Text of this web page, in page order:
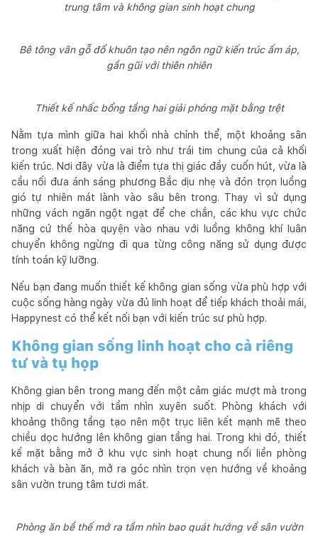
trung tâm và không gian sinh hoạt chung
Bê tông vân gỗ đổ khuôn tạo nên ngôn ngữ kiến trúc ấm áp,
gần gũi với thiên nhiên
Thiết kế nhấc bổng tầng hai giải phóng mặt bằng trệt
Nằm tựa mình giữa hai khối nhà chỉnh thể, một khoảng sân
trong xuất hiện đóng vai trò như trái tim chung của cả khối
kiến trúc. Nơi đây vừa là điểm tựa thị giác đầy cuốn hút, vừa là
cầu nối đưa ánh sáng phương Bắc dịu nhẹ và đón trọn luồng
gió tự nhiên mát lành vào sâu bên trong. Thay vì sử dụng
những vách ngăn ngột ngạt để che chắn, các khu vực chức
năng cứ thế hòa quyện vào nhau với luồng không khí luân
chuyển không ngừng đi qua từng công năng sử dụng được
tính toán kỹ lưỡng.
Nếu bạn đang muốn thiết kế không gian sống vừa phù hợp với
cuộc sống hàng ngày vừa đủ linh hoạt để tiếp khách thoải mái,
Happynest có thể kết nối bạn với kiến trúc sư phù hợp.
Không gian sống linh hoạt cho cả riêng
tư và tụ họp
Không gian bên trong mang đến một cảm giác mượt mà trong
nhịp di chuyển với tầm nhìn xuyên suốt. Phòng khách với
khoảng thông tầng tạo nên một trục liên kết mạnh mẽ theo
chiều dọc hướng lên không gian tầng hai. Trong khi đó, thiết
kế mặt bằng mở ở khu vực sinh hoạt chung nối liền phòng
khách và bàn ăn, mở ra góc nhìn trọn vẹn hướng về khoảng
sân vườn trung tâm tươi mát.
Phòng ăn bề thế mở ra tầm nhìn bao quát hướng về sân vườn